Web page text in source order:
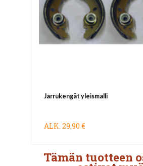
Jarrukengät yleismalli
ALK. 29,90 €
Tämän tuotteen